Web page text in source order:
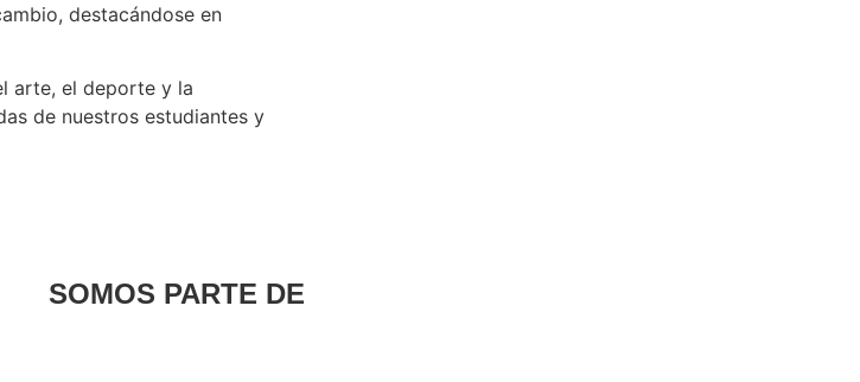
destacándose en
arte, el deporte y la
de nuestros estudiantes y
SOMOS PARTE DE